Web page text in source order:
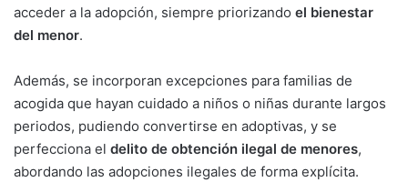
acceder a la adopción, siempre priorizando el bienestar
del menor.
Además, se incorporan excepciones para familias de
acogida que hayan cuidado a niños o niñas durante largos
periodos, pudiendo convertirse en adoptivas, y se
perfecciona el delito de obtención ilegal de menores,
abordando las adopciones ilegales de forma explícita.